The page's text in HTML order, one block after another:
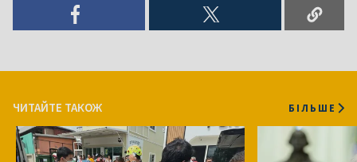
ЧИТАЙТЕ ТАКОЖ БІЛЬШЕ